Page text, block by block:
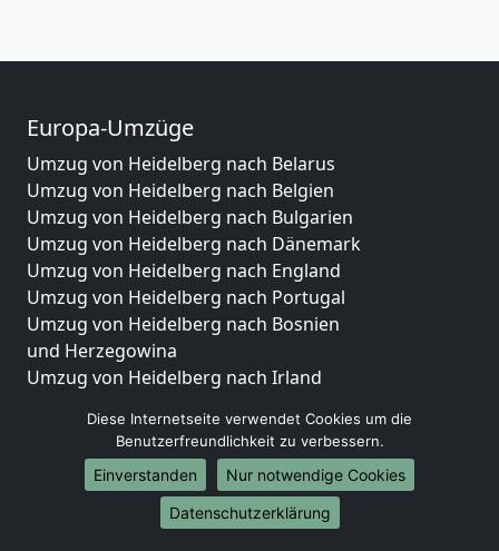
Europa-Umzüge
Umzug von Heidelberg nach Belarus
Umzug von Heidelberg nach Belgien
Umzug von Heidelberg nach Bulgarien
Umzug von Heidelberg nach Dänemark
Umzug von Heidelberg nach England
Umzug von Heidelberg nach Portugal
Umzug von Heidelberg nach Bosnien
und Herzegowina
Umzug von Heidelberg nach Irland
Umzug von Heidelberg nach Zypern
Umzug von Heidelberg nach Kroatien
Umzug von Heidelberg nach Estland
Umzug von Heidelberg nach Finnland
Diese Internetseite verwendet Cookies um die
Benutzerfreundlichkeit zu verbessern.
Einverstanden
Nur notwendige Cookies
Datenschutzerklärung